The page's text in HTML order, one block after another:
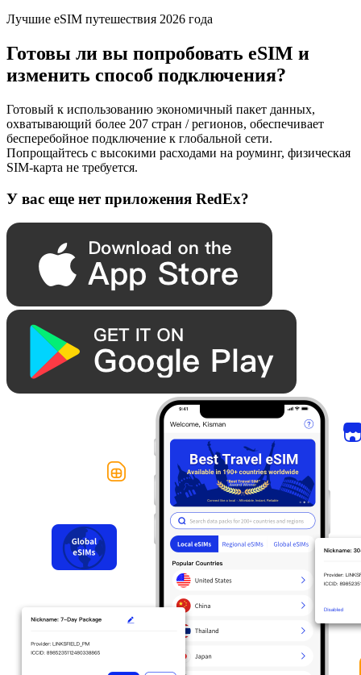
Лучшие eSIM путешествия 2026 года
Готовы ли вы попробовать eSIM и
изменить способ подключения?
Готовый к использованию экономичный пакет данных,
охватывающий более 207 стран / регионов, обеспечивает
бесперебойное подключение к глобальной сети.
Попрощайтесь с высокими расходами на роуминг, физическая
SIM-карта не требуется.
У вас еще нет приложения RedEx?